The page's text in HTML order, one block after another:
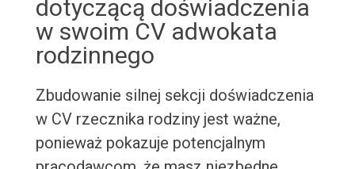
dotyczącą doświadczenia
w swoim CV adwokata
rodzinnego
Zbudowanie silnej sekcji doświadczenia
w CV rzecznika rodziny jest ważne,
ponieważ pokazuje potencjalnym